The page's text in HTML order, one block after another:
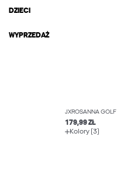
DZIECI
WYPRZEDAŻ
JXROSANNA GOLF
179,99 ZŁ
Kolory (3)